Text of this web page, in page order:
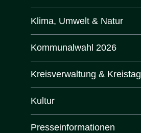
Klima, Umwelt & Natur
Kommunalwahl 2026
Kreisverwaltung & Kreistag
Kultur
Presse­informationen